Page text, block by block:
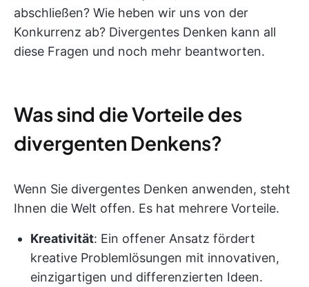
abschließen? Wie heben wir uns von der
Konkurrenz ab? Divergentes Denken kann all
diese Fragen und noch mehr beantworten.
Was sind die Vorteile des
divergenten Denkens?
Wenn Sie divergentes Denken anwenden, steht
Ihnen die Welt offen. Es hat mehrere Vorteile.
Kreativität: Ein offener Ansatz fördert
kreative Problemlösungen mit innovativen,
einzigartigen und differenzierten Ideen.